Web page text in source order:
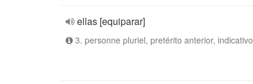
ellas [equiparar]
3. personne pluriel, pretérito anterior, indicativo